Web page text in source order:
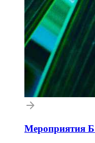
Мероприятия